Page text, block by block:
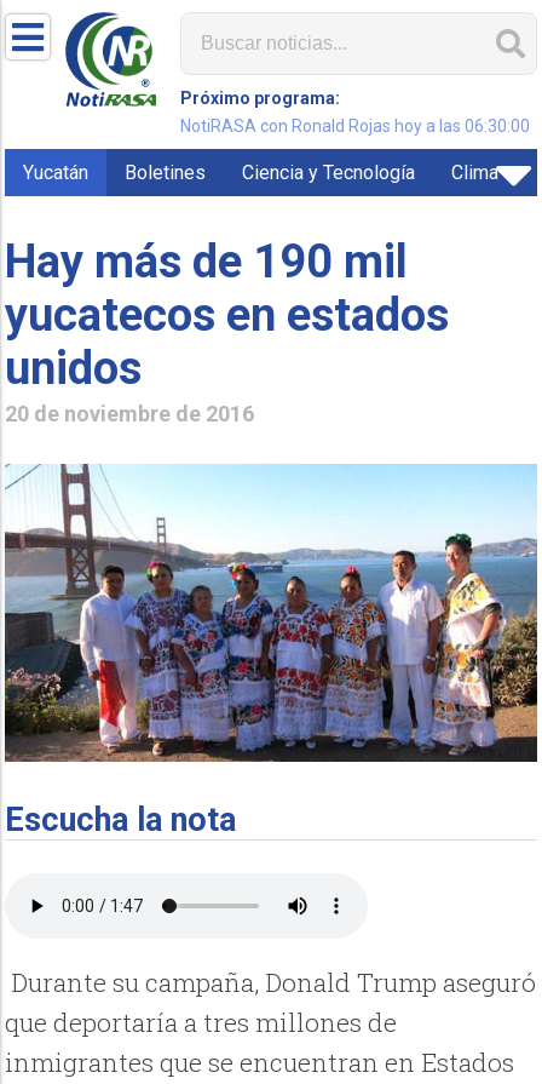
Próximo programa:
NotiRASA con Ronald Rojas hoy a las 06:30:00
Yucatán Boletines Ciencia y Tecnología Clima
Hay más de 190 mil
yucatecos en estados
unidos
20 de noviembre de 2016
Escucha la nota
Durante su campaña, Donald Trump aseguró
que deportaría a tres millones de
inmigrantes que se encuentran en Estados